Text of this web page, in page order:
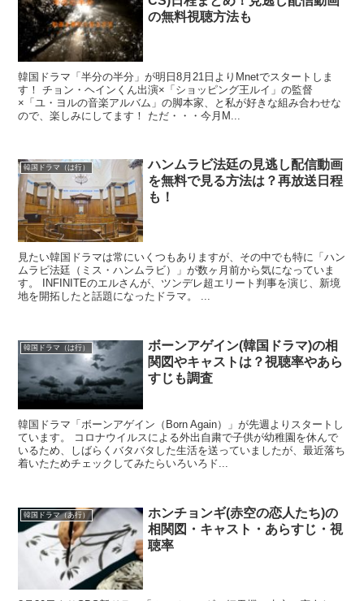
の無料視聴方法も
韓国ドラマ「半分の半分」が明日8月21日よりMnetでスタートしま
す！ チョン・ヘインくん出演×「ショッピング王ルイ」の監督
×「ユ・ヨルの音楽アルバム」の脚本家、と私が好きな組み合わせな
ので、楽しみにしてます！ ただ・・・今月M...
韓国ドラマ（は行）
ハンムラビ法廷の見逃し配信動画
を無料で見る方法は？再放送日程
も！
見たい韓国ドラマは常にいくつもありますが、その中でも特に「ハン
ムラビ法廷（ミス・ハンムラビ）」が数ヶ月前から気になっていま
す。 INFINITEのエルさんが、ツンデレ超エリート判事を演じ、新境
地を開拓したと話題になったドラマ。 ...
韓国ドラマ（は行）
ボーンアゲイン(韓国ドラマ)の相
関図やキャストは？視聴率やあら
すじも調査
韓国ドラマ「ボーンアゲイン（Born Again）」が先週よりスタートし
ています。 コロナウイルスによる外出自粛で子供が幼稚園を休んで
いるため、しばらくバタバタした生活を送っていましたが、最近落ち
着いたためチェックしてみたらいろいろド...
韓国ドラマ（あ行）
ホンチョンギ(赤空の恋人たち)の
相関図・キャスト・あらすじ・視
聴率